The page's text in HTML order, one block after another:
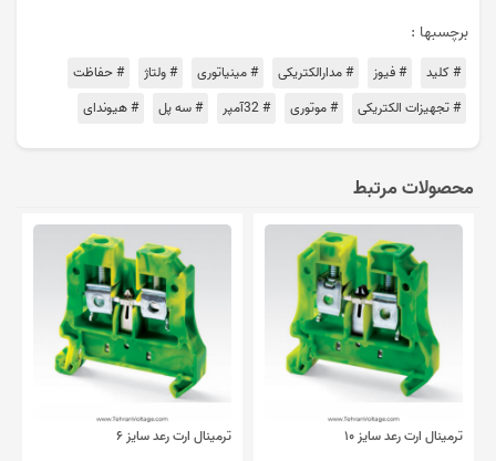
برچسبها :
# کلید # فیوز # مدارالکتریکی # مینیاتوری # ولتاژ
# حفاظت
# تجهیزات الکتریکی
# موتوری # 32آمپر # سه پل # هیوندای
محصولات مرتبط
ترمینال ارت رعد سایز ۱۰ ترمینال ارت رعد سایز ۶